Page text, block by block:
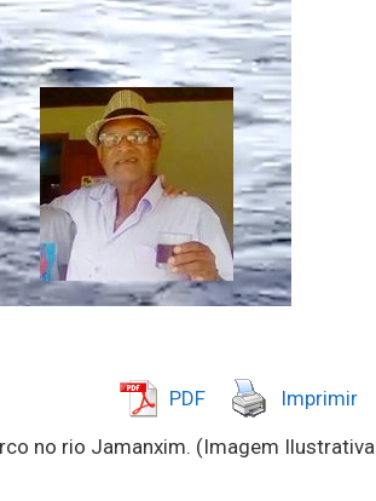
PDF Imprimir
no rio Jamanxim. (Imagem Ilustrativa